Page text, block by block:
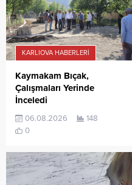
KARLIOVA HABERLERI
Kaymakam Bıçak,
Çalışmaları Yerinde
İnceledi
06.08.2026
148
0